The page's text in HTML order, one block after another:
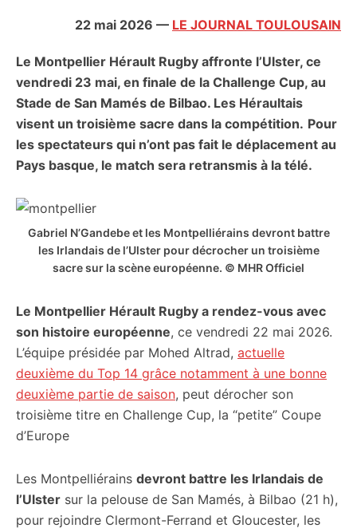
22 mai 2026 — LE JOURNAL TOULOUSAIN
Le Montpellier Hérault Rugby affronte l’Ulster, ce
vendredi 23 mai, en finale de la Challenge Cup, au
Stade de San Mamés de Bilbao. Les Héraultais
visent un troisième sacre dans la compétition. Pour
les spectateurs qui n’ont pas fait le déplacement au
Pays basque, le match sera retransmis à la télé.
Gabriel N’Gandebe et les Montpelliérains devront battre
les Irlandais de l’Ulster pour décrocher un troisième
sacre sur la scène européenne. © MHR Officiel
Le Montpellier Hérault Rugby a rendez-vous avec
son histoire européenne, ce vendredi 22 mai 2026.
L’équipe présidée par Mohed Altrad, actuelle
deuxième du Top 14 grâce notamment à une bonne
deuxième partie de saison, peut dérocher son
troisième titre en Challenge Cup, la “petite” Coupe
d’Europe
Les Montpelliérains devront battre les Irlandais de
l’Ulster sur la pelouse de San Mamés, à Bilbao (21 h),
pour rejoindre Clermont-Ferrand et Gloucester, les